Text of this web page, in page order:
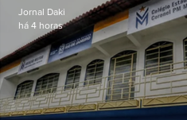
Jornal Daki
há 4 horas